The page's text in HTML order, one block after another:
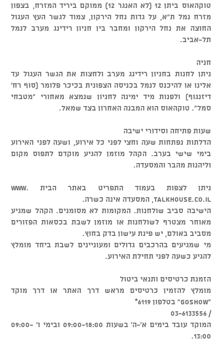
טוקהאוס ביתן 12 (לא האנגר 12) ממוקם ביריד המזרח, בצפון
מזרח נמל ת"א, על גדות נחל הירקון, צמוד לגשר העץ העגול
החוצה את נחל הירקון ומחבר בין חניון רידינג מערב לנמל
תל-אביב.
חניה
ניתן לחנות בחניון רידינג מערב ולחצות את הגשר העגול עד
אלינו או להיכנס לנמל בכניסה הצפונית בכיכר פלומר (סוף רח'
דיזנגוף) ולפנות מיד ימינה לחניון שנמצא מאחורי "מטבחי
סמל". טוקהאוס הוא המבנה האחרון בצד שמאל.
שעות פתיחה וסידורי ישיבה
הדלתות נפתחות שעה וחצי לפני כל אירוע, ושעה לפני האירוע
בימי שישי בערב. הקהל מוזמן להגיע מוקדם לתפוס מקום
וליהנות מהבר והמסעדה.
ניתן לצפות בעמוד התפריט באתר הבית www.
talkhouse.co.il, המסעדה אינה כשרה.
הישיבה סביב שולחנות. המקומות לא מסומנים. הקהל שמגיע
מאוחר מצטרף לשולחנות או מוזמן לשבת בכסאות הפזורים
מסביב באולם, יש פינת עישון בדק בחוץ.
מי שמגיעים בהרכבים גדולים ומעוניינים לשבת ביחד מומלץ
להגיע כשעה לפני תחילת האירוע.
הזמנת כרטיסים ותנאי ביטול
מומלץ להזמין כרטיסים מראש דרך האתר או דרך מוקד
"GOSHOW" בטלפון 6119*
/ 03-6133556
המוקד עובד בימים א'-ה' בשעות 09:00-18:00 ובימי ו' 09:00-
13:00.